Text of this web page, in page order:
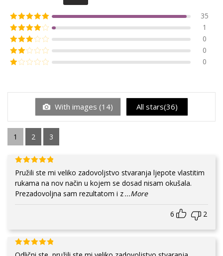
35
1
0
0
0
With images (14) All stars(36)
1 2 3
Pružili ste mi veliko zadovoljstvo stvaranja ljepote vlastitim
rukama na nov način u kojem se dosad nisam okušala.
Prezadovoljna sam rezultatom i z...More
6 2